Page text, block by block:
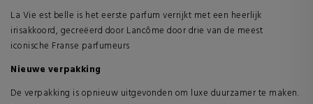
La Vie est belle is het eerste parfum verrijkt met een heerlijk
irisakkoord, gecreëerd door Lancôme door drie van de meest
iconische Franse parfumeurs
Nieuwe verpakking
De verpakking is opnieuw uitgevonden om luxe duurzamer te maken.